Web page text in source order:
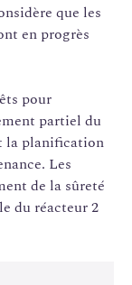
que les
en progrès
pour
partiel du
la planification
Les
de la sûreté
du réacteur 2